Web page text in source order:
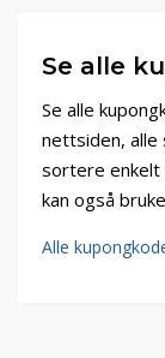
Se alle
Se alle
nettsiden, alle
sortere enkelt
kan også
Alle